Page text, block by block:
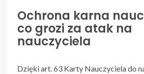
Ochrona karna
co grozi za atak na
nauczyciela
Dzięki art. 63 Karty Nauczyciela do